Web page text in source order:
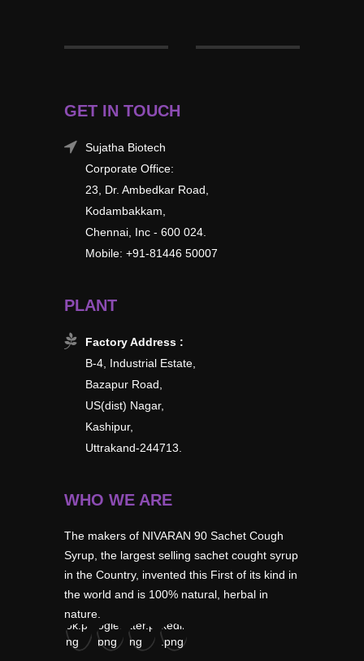
GET IN TOUCH
Sujatha Biotech
Corporate Office:
23, Dr. Ambedkar Road,
Kodambakkam,
Chennai, Inc - 600 024.
Mobile: +91-81446 50007
PLANT
Factory Address :
B-4, Industrial Estate,
Bazapur Road,
US(dist) Nagar,
Kashipur,
Uttrakand-244713.
WHO WE ARE
The makers of NIVARAN 90 Sachet Cough
Syrup, the largest selling sachet cought syrup
in the Country, invented this First of its kind in
the world and is 100% natural, herbal in
nature.